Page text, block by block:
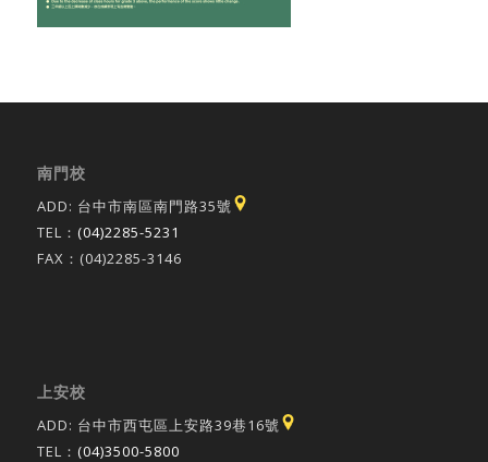
南門校
ADD: 台中市南區南門路35號
TEL： (04)2285-5231
FAX：(04)2285-3146
上安校
ADD: 台中市西屯區上安路39巷16號
TEL： (04)3500-5800